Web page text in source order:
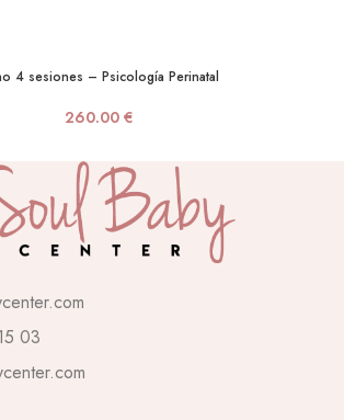
4 sesiones – Psicología Perinatal
260.00 €
03